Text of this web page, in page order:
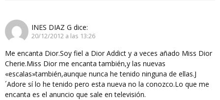
INES DIAZ G dice:
20/12/2012 a las 13:26
Me encanta Dior.Soy fiel a Dior Addict y a veces añado Miss Dior
Cherie.Miss Dior me encanta también,y las nuevas
«escalas»también,aunque nunca he tenido ninguna de ellas.J
´Adore sí lo he tenido pero esta nueva no la conozco.Lo que me
encanta es el anuncio que sale en televisión.